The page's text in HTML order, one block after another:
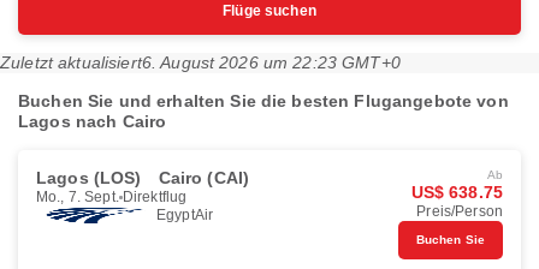
Flüge suchen
Zuletzt aktualisiert6. August 2026 um 22:23 GMT+0
Buchen Sie und erhalten Sie die besten Flugangebote von
Lagos nach Cairo
Lagos (LOS) Cairo (CAI)
Mo., 7. Sept. Direktflug
EgyptAir
Ab
US$ 638.75
Preis/Person
Buchen Sie